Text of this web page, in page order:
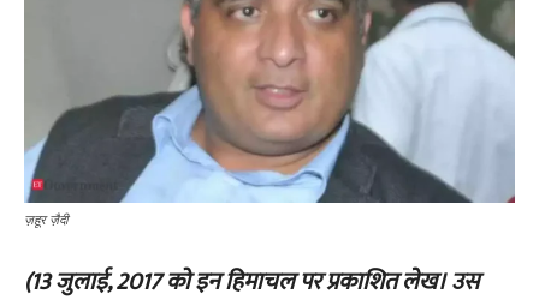
ज़हूर ज़ैदी
(13 जुलाई, 2017 को इन हिमाचल पर प्रकाशित लेख। उस